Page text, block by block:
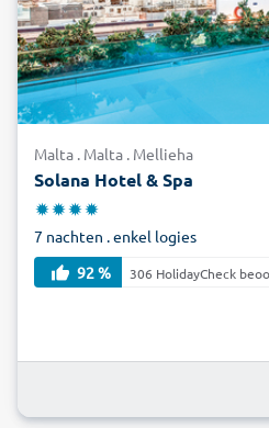
Malta . Malta . Mellieha
Solana Hotel & Spa
7 nachten . enkel logies
92 %
306 HolidayCheck